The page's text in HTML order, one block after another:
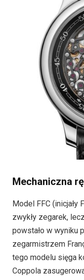
Mechaniczna
Model FFC (inicjały
zwykły zegarek,
powstało w wyniku
zegarmistrzem
tego modelu sięga
Coppola